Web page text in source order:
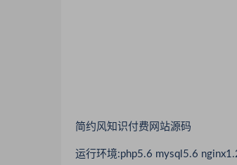
简约风知识付费网站源码
运行环境:php5.6 mysql5.6